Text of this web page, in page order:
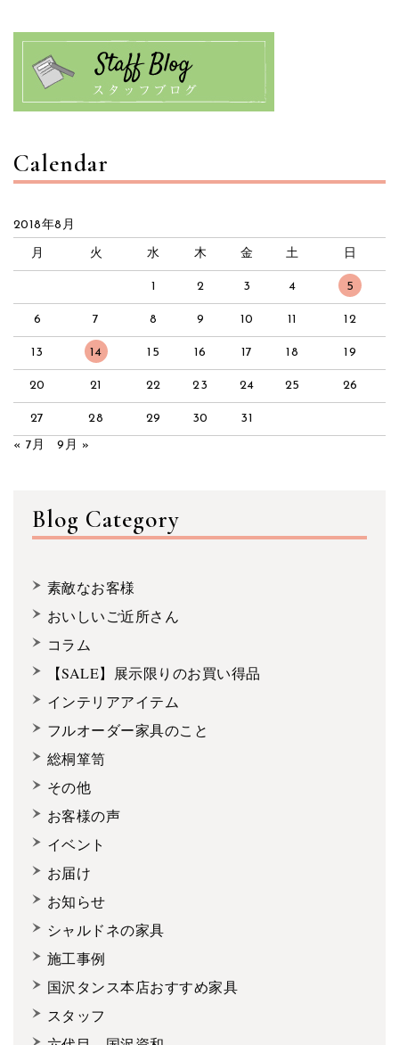
Calendar
2018年8月
月 火 水 木 金 土 日
1 2 3 4 5
6 7 8 9 10 11 12
13 14 15 16 17 18 19
20 21 22 23 24 25 26
27 28 29 30
31
« 7月
9月 »
Blog Category
素敵なお客様
おいしいご近所さん
コラム
【SALE】展示限りのお買い得品
インテリアアイテム
フルオーダー家具のこと
総桐箪笥
その他
お客様の声
イベント
お届け
お知らせ
シャルドネの家具
施工事例
国沢タンス本店おすすめ家具
スタッフ